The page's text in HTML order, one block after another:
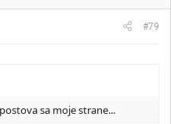
#79
sa moje strane...